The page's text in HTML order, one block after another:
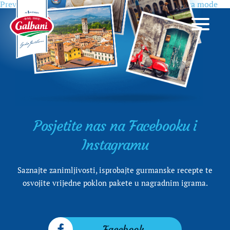
Navigacija
objava
Previous Previous
post:
Kako je Milano postao svjetska prijestolnica mode
Posjetite nas na Facebooku i
Instagramu
Saznajte zanimljivosti, isprobajte gurmanske recepte te
osvojite vrijedne poklon pakete u nagradnim igrama.